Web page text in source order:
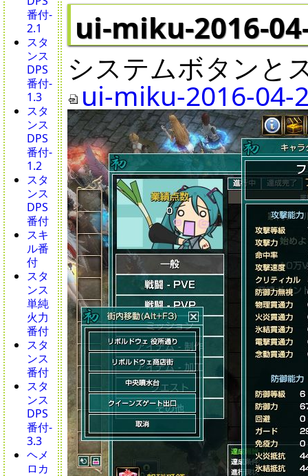
番付-
2.1
スタ
ンス
DPS
番付-
1.3
スタ
ンス
DPS
番付-
1.2
スタ
ンス
DPS
番付
スキ
ル番
付
スタ
ンス
単純
火力
番付
スタ
ンス
番付
スタ
ンス
DPS
番付-
3.3
ヘメ
ロカ
ui-miku-2016-
システムボタンと
ui-miku-2016-04-